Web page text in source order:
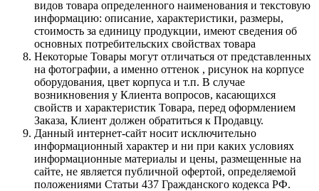
видов товара определенного наименования и текстовую
информацию: описание, характеристики, размеры,
стоимость за единицу продукции, имеют сведения об
основных потребительских свойствах товара
Некоторые Товары могут отличаться от представленных
на фотографии, а именно оттенок , рисунок на корпусе
оборудования, цвет корпуса и т.п. В случае
возникновения у Клиента вопросов, касающихся
свойств и характеристик Товара, перед оформлением
Заказа, Клиент должен обратиться к Продавцу.
Данный интернет-сайт носит исключительно
информационный характер и ни при каких условиях
информационные материалы и цены, размещенные на
сайте, не является публичной офертой, определяемой
положениями Статьи 437 Гражданского кодекса РФ.